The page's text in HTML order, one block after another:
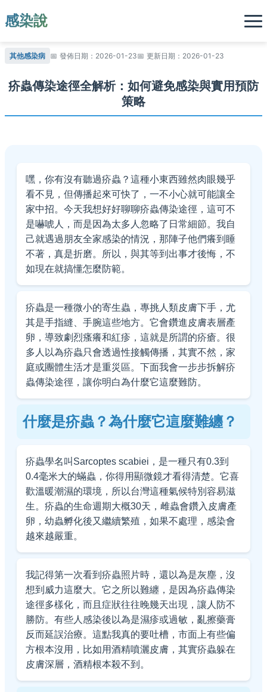
感染說
其他感染病 發佈日期：2026-01-23 更新日期：2026-01-23
疥蟲傳染途徑全解析：如何避免感染與實用預防
策略
嘿，你有沒有聽過疥蟲？這種小東西雖然肉眼幾乎
看不見，但傳播起來可快了，一不小心就可能讓全
家中招。今天我想好好聊聊疥蟲傳染途徑，這可不
是嚇唬人，而是因為太多人忽略了日常細節。我自
己就遇過朋友全家感染的情況，那陣子他們癢到睡
不著，真是折磨。所以，與其等到出事才後悔，不
如現在就搞懂怎麼防範。
疥蟲是一種微小的寄生蟲，專挑人類皮膚下手，尤
其是手指縫、手腕這些地方。它會鑽進皮膚表層產
卵，導致劇烈瘙癢和紅疹，這就是所謂的疥瘡。很
多人以為疥蟲只會透過性接觸傳播，其實不然，家
庭或團體生活才是重災區。下面我會一步步拆解疥
蟲傳染途徑，讓你明白為什麼它這麼難防。
什麼是疥蟲？為什麼它這麼難纏？
疥蟲學名叫Sarcoptes scabiei，是一種只有0.3到
0.4毫米大的蟎蟲，你得用顯微鏡才看得清楚。它喜
歡溫暖潮濕的環境，所以台灣這種氣候特別容易滋
生。疥蟲的生命週期大概30天，雌蟲會鑽入皮膚產
卵，幼蟲孵化後又繼續繁殖，如果不處理，感染會
越來越嚴重。
我記得第一次看到疥蟲照片時，還以為是灰塵，沒
想到威力這麼大。它之所以難纏，是因為疥蟲傳染
途徑多樣化，而且症狀往往晚幾天出現，讓人防不
勝防。有些人感染後以為是濕疹或過敏，亂擦藥膏
反而延誤治療。這點我真的要吐槽，市面上有些偏
方根本沒用，比如用酒精噴灑皮膚，其實疥蟲躲在
皮膚深層，酒精根本殺不到。